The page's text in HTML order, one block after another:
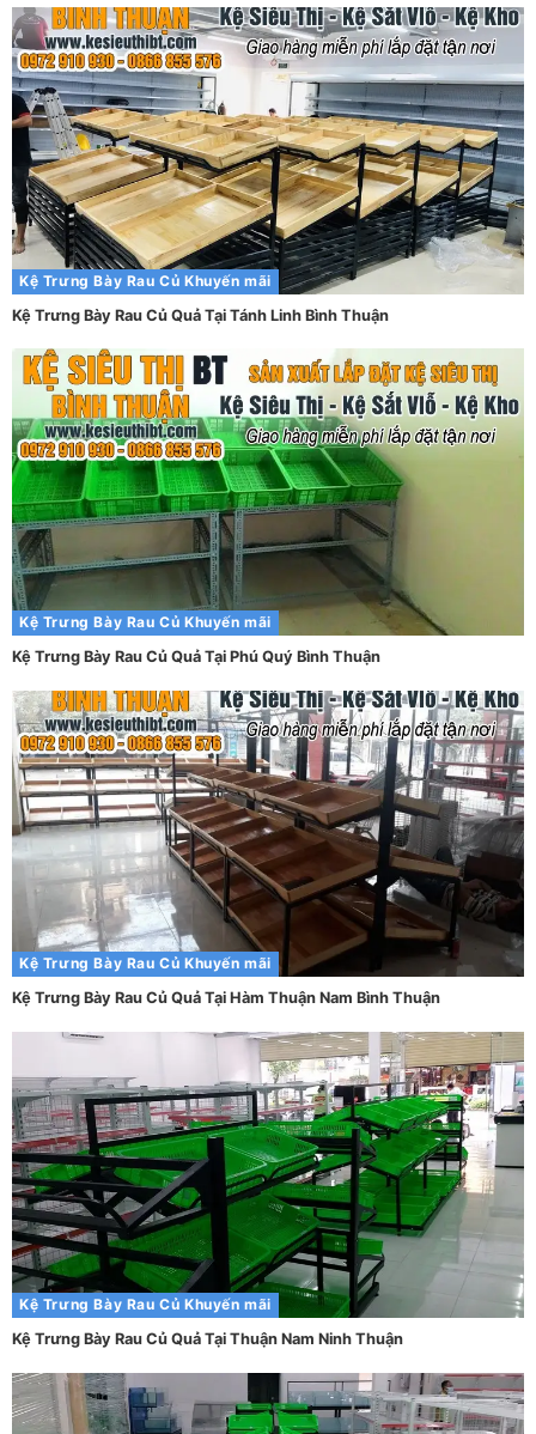
Kệ Trưng Bày Rau Củ Khuyến mãi
Kệ Trưng Bày Rau Củ Quả Tại Tánh Linh Bình Thuận
Kệ Trưng Bày Rau Củ Khuyến mãi
Kệ Trưng Bày Rau Củ Quả Tại Phú Quý Bình Thuận
Kệ Trưng Bày Rau Củ Khuyến mãi
Kệ Trưng Bày Rau Củ Quả Tại Hàm Thuận Nam Bình Thuận
Kệ Trưng Bày Rau Củ Khuyến mãi
Kệ Trưng Bày Rau Củ Quả Tại Thuận Nam Ninh Thuận